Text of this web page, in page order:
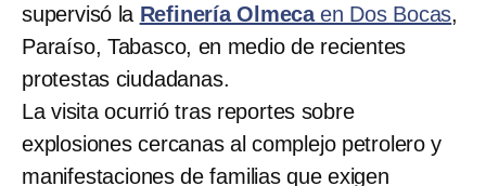
supervisó la Refinería Olmecaen Dos Bocas,
Paraíso, Tabasco, en medio de recientes
protestas ciudadanas.
La visita ocurrió tras reportes sobre
explosiones cercanas al complejo petrolero y
manifestaciones de familias que exigen